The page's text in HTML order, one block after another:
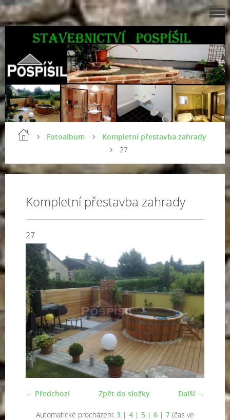
Fotoalbum
Kompletní přestavba zahrady
27
Kompletní přestavba zahrady
27
← Předchozí Další →
Zpět do složky
Automatické procházení: 3 | 4 | 5 | 6 | 7 (čas ve